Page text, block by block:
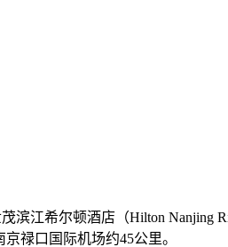
滨江希尔顿酒店（Hilton
禄口国际机场约45公里。